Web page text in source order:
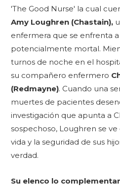
'The Good Nurse' la cual
Amy Loughren (Chastain),
enfermera que se enfrenta
potencialmente mortal.
turnos de noche en el
su compañero enfermero
(Redmayne). Cuando una
muertes de pacientes
investigación que apunta a
sospechoso, Loughren se
vida y la seguridad de sus
verdad.
Su elenco lo